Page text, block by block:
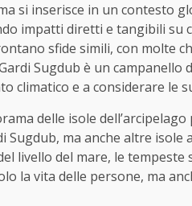
si inserisce in un contesto
impatti diretti e tangibili
sfide simili, con molte
Sugdub è un campanello
climatico e a considerare le
delle isole
Sugdub, ma anche altre
livello del mare, le
la vita delle persone, ma